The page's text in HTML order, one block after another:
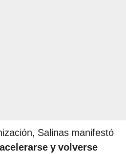
Salinas manifestó
y volverse